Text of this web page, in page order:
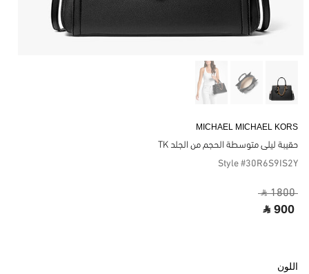
MICHAEL MICHAEL KORS
حقيبة ليلى متوسطة الحجم من الجلد TK
Style #30R6S9IS2Y
‎ ⃁ 1800 ‎
‎ ⃁ 900 ‎
اللون